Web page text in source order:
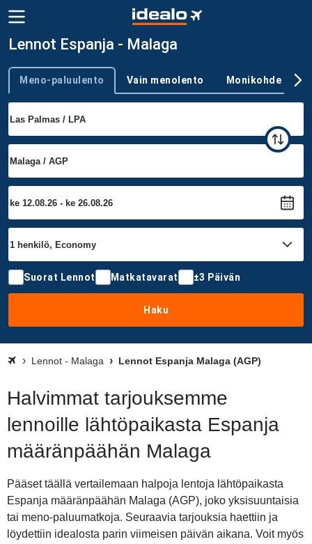
Lennot Espanja - Malaga
Trip type
Meno-paluulento Vain menolento Monikohde
Suorat Lennot Matkatavarat ±3 Päivän
Haku
Lennot - Malaga Lennot Espanja Malaga (AGP)
Halvimmat tarjouksemme
lennoille lähtöpaikasta Espanja
määränpäähän Malaga
Pääset täällä vertailemaan halpoja lentoja lähtöpaikasta
Espanja määränpäähän Malaga (AGP), joko yksisuuntaisia
tai meno-paluumatkoja. Seuraavia tarjouksia haettiin ja
löydettiin idealosta parin viimeisen päivän aikana. Voit myös